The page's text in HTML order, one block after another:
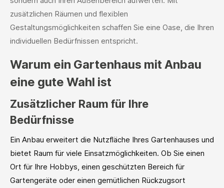
zusätzlichen Räumen und flexiblen
Gestaltungsmöglichkeiten schaffen Sie eine Oase, die Ihren
individuellen Bedürfnissen entspricht.
Warum ein Gartenhaus mit Anbau
eine gute Wahl ist
Zusätzlicher Raum für Ihre
Bedürfnisse
Ein Anbau erweitert die Nutzfläche Ihres Gartenhauses und
bietet Raum für viele Einsatzmöglichkeiten. Ob Sie einen
Ort für Ihre Hobbys, einen geschützten Bereich für
Gartengeräte oder einen gemütlichen Rückzugsort